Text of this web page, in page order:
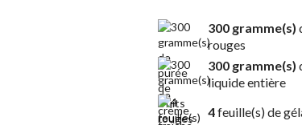
300 gramme(s)
rouges
300 gramme(s)
liquide entière
4feuille(s) de